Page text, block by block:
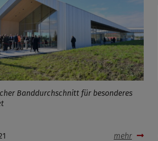
Banddurchschnitt für besonderes
mehr